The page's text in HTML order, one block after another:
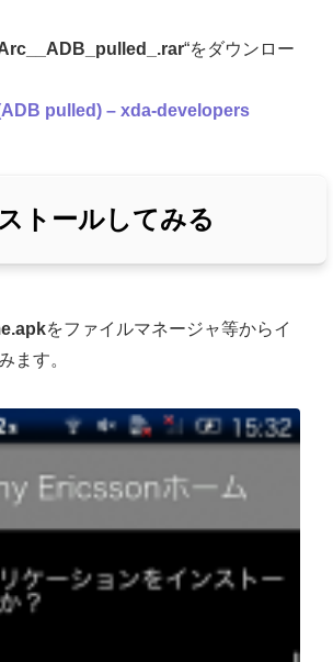
“をダウンロー
pulled) – xda-developers
トールしてみる
をファイルマネージャ等からイ
ます。